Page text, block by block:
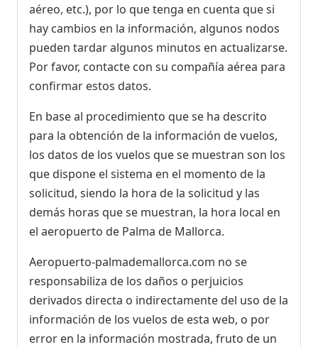
aéreo, etc.), por lo que tenga en cuenta que si
hay cambios en la información, algunos nodos
pueden tardar algunos minutos en actualizarse.
Por favor, contacte con su compañía aérea para
confirmar estos datos.
En base al procedimiento que se ha descrito
para la obtención de la información de vuelos,
los datos de los vuelos que se muestran son los
que dispone el sistema en el momento de la
solicitud, siendo la hora de la solicitud y las
demás horas que se muestran, la hora local en
el aeropuerto de Palma de Mallorca.
Aeropuerto-palmademallorca.com no se
responsabiliza de los daños o perjuicios
derivados directa o indirectamente del uso de la
información de los vuelos de esta web, o por
error en la información mostrada, fruto de un